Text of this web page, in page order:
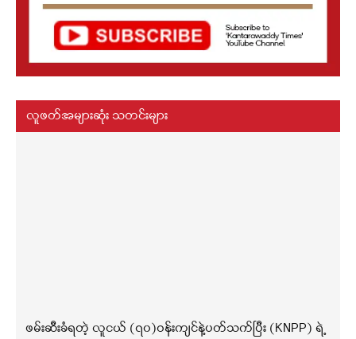
လူဖတ်အများဆုံး သတင်းများ
ဖမ်းဆီးခံရတဲ့ လူငယ် (၇၀)ဝန်းကျင်နဲ့ပတ်သက်ပြီး (KNPP) ရဲ့